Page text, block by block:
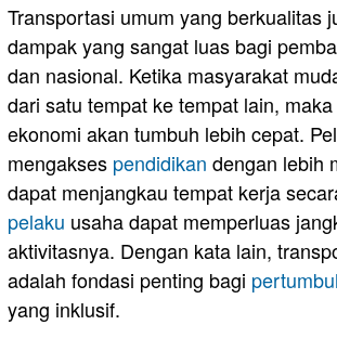
Transportasi umum yang berkualitas
dampak yang sangat luas bagi
dan nasional. Ketika masyarakat
dari satu tempat ke tempat lain,
ekonomi akan tumbuh lebih cepat.
mengakses pendidikan dengan lebih
dapat menjangkau tempat kerja
pelaku usaha dapat memperluas
aktivitasnya. Dengan kata lain,
adalah fondasi penting bagi
yang inklusif.